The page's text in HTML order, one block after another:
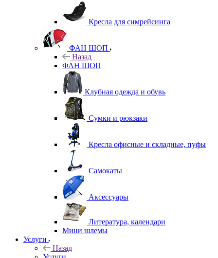
Кресла для симрейсинга
ФАН ШОП
Назад
ФАН ШОП
Клубная одежда и обувь
Сумки и рюкзаки
Кресла офисные и складные, пуфы
Самокаты
Аксессуары
Литература, календари
Мини шлемы
Услуги
Назад